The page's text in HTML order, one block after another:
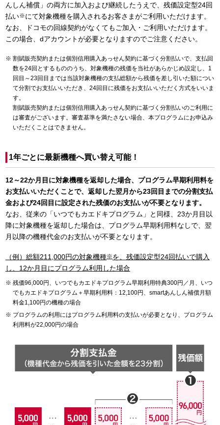
んしん補償」の両方に加入および継続したうえで、残価設定型24回
払い※にて対象機種を購入されるお客さまがご利用いただけます。
なお、ドコモの回線契約がなくてもご加入・ご利用いただけます。
この場合、dアカウントが必要となりますのでご注意ください。
割賦販売契約または個別信用購入あっせん契約に基づく分割払いで、支払回
数を24回とするもののうち、対象機種の残価を当社があらかじめ設定し、1
回目～23回目までは当該対象機種の支払総額から残価を差し引いた額につい
て分割でお支払いいただき、24回目に残価をお支払いいただく方式をいいま
す。
割賦販売契約または個別信用購入あっせん契約に基づく分割払いのご利用に
は審査がございます。審査基準を満たさない場合、本プログラムにお申込み
いただくことはできません。
1年ごとに最新機種へ買い替え可能！
12～22か月目に対象機種を返却した場合、プログラム早期利用料を
お支払いいただくことで、返却した翌月から23回目までの分割支払
金および24回目に設定された残価のお支払いが不要となります。
なお、従来の「いつでもカエドキプログラム」と同様、23か月目以
降に対象機種を返却した場合は、プログラム早期利用料なしで、翌
月以降の機種代金のお支払いが不要となります。
（例）総額211,000円の対象機種※を、残価設定型24回払いで購入
し、12か月目にプログラム利用した場合
残価96,000円、いつでもカエドキプログラム早期利用特典300円／月、いつ
でもカエドキプログラム＋早期利用料：12,100円、smartあんしん補償月額
料金1,100円の機種の場合
プログラムの利用にはプログラム利用料の支払いが必要となり、プログラム
利用料が22,000円の場合